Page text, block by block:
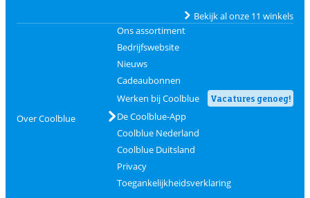
Bekijk al onze 11 winkels
Over Coolblue
Ons assortiment
Bedrijfswebsite
Nieuws
Cadeaubonnen
Werken bij Coolblue
Vacatures genoeg!
De Coolblue-App
Coolblue Nederland
Coolblue Duitsland
Privacy
Toegankelijkheidsverklaring